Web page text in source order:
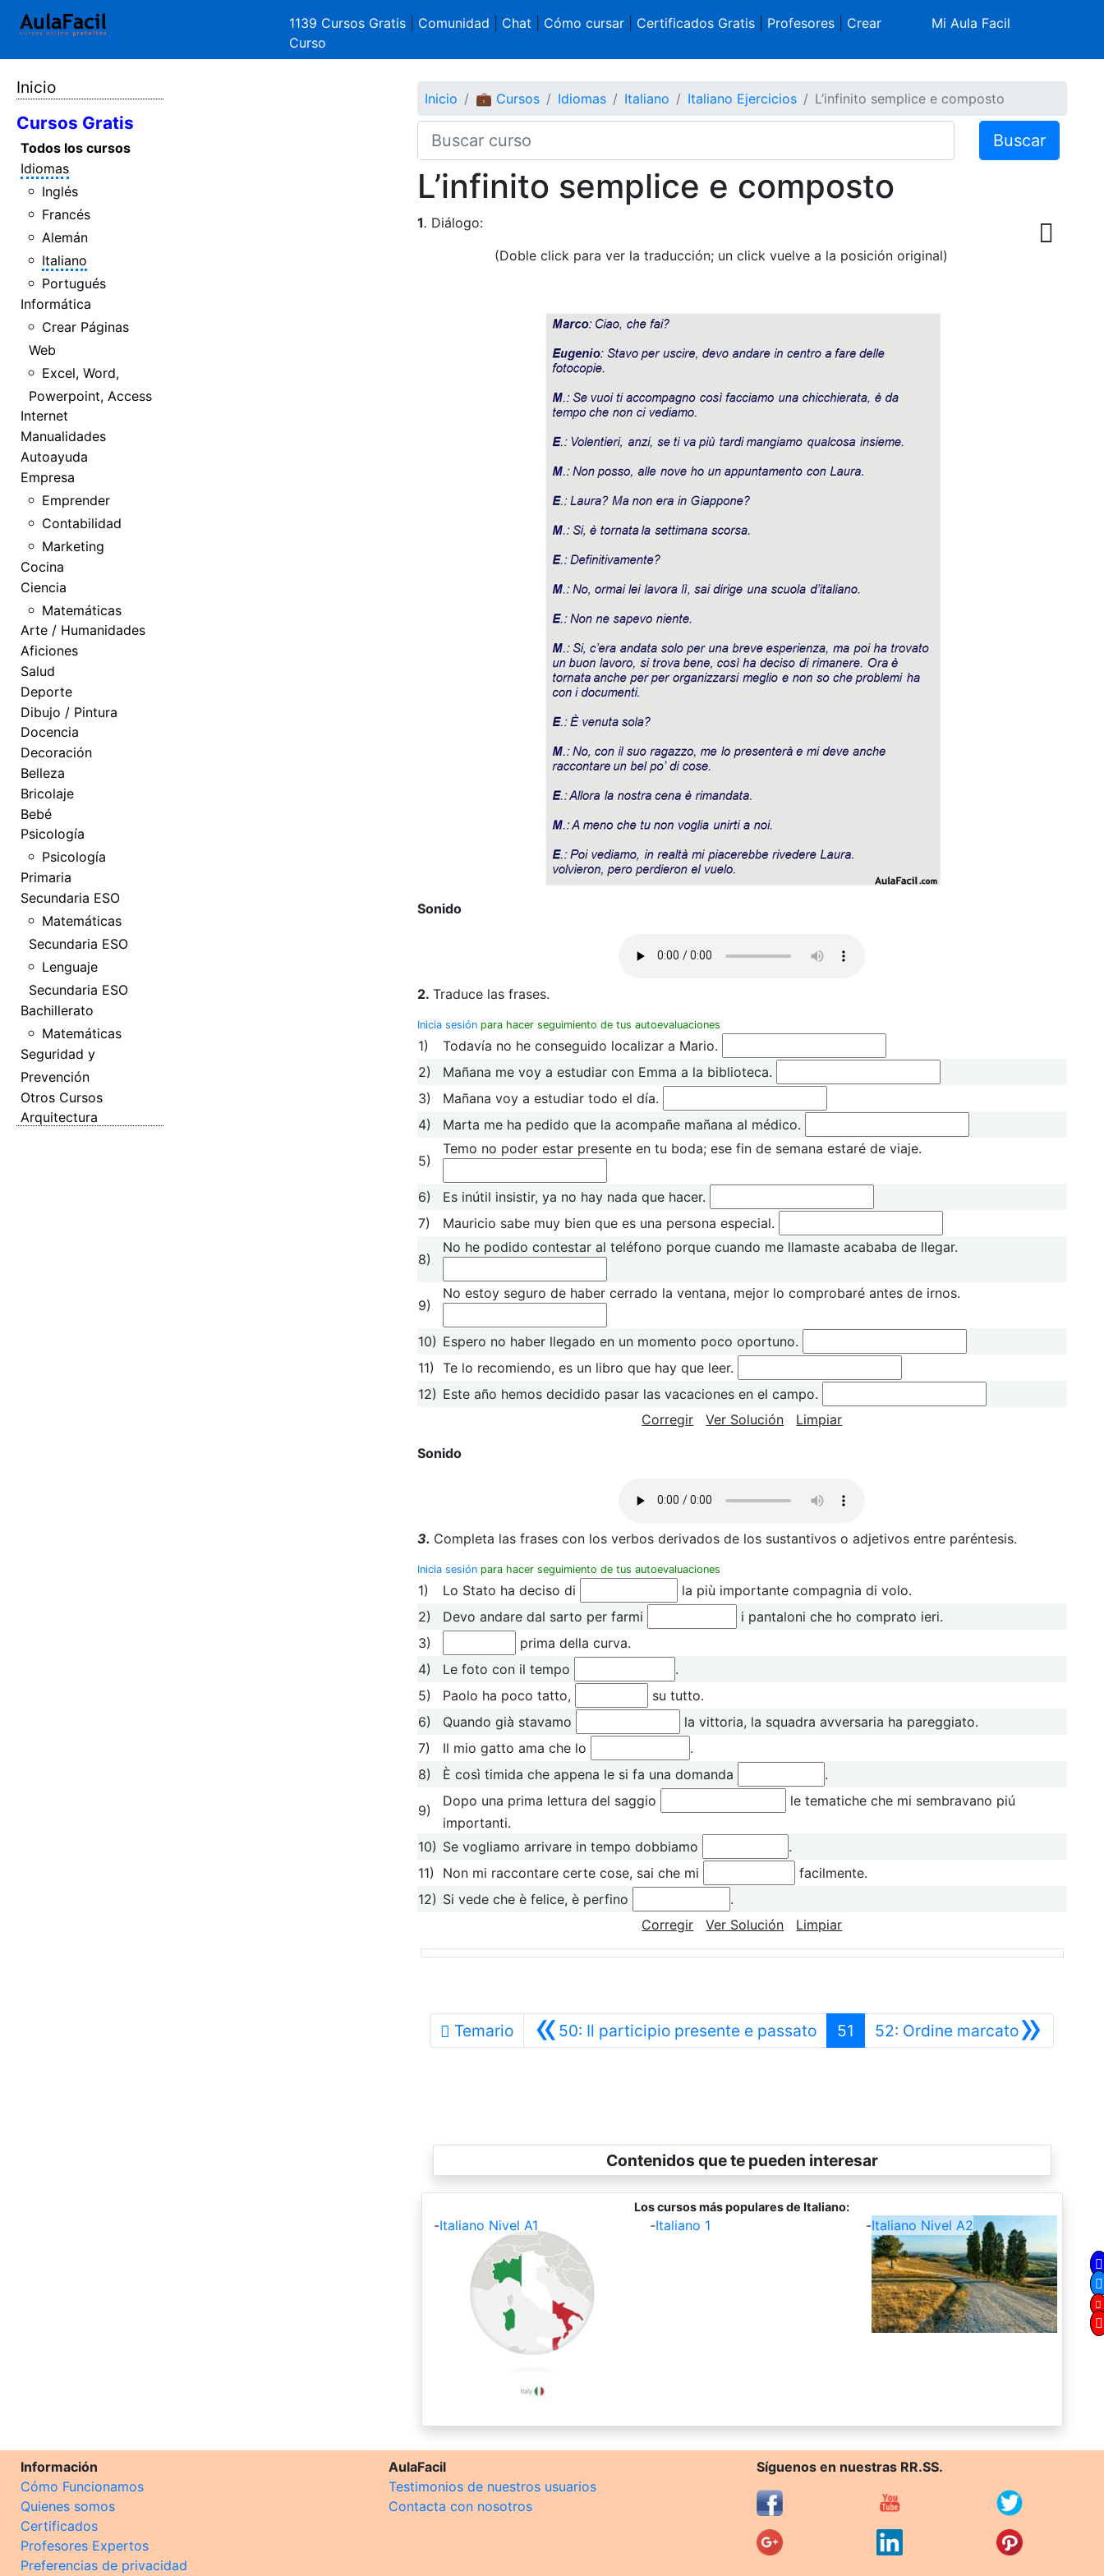
1139 Cursos Gratis Comunidad Chat Cómo cursar| Certificados Gratis| Profesores| Crear
Curso
Mi Aula Facil
Inicio
Cursos Gratis
Todos los cursos
Idiomas
Inglés
Francés
Alemán
Italiano
Portugués
Informática
Crear Páginas
Web
Excel, Word,
Powerpoint, Access
Internet
Manualidades
Autoayuda
Empresa
Emprender
Contabilidad
Marketing
Cocina
Ciencia
Matemáticas
Arte / Humanidades
Aficiones
Salud
Deporte
Dibujo / Pintura
Docencia
Decoración
Belleza
Bricolaje
Bebé
Psicología
Psicología
Primaria
Secundaria ESO
Matemáticas
Secundaria ESO
Lenguaje
Secundaria ESO
Bachillerato
Matemáticas
Seguridad y
Prevención
Otros Cursos
Arquitectura
Inicio 💼 Cursos Idiomas Italiano Italiano Ejercicios L’infinito semplice e composto
Buscar
L’infinito semplice e composto
1. Diálogo:
(Doble click para ver la traducción; un click vuelve a la posición original)
Sonido
2. Traduce las frases.
Inicia sesiónpara hacer seguimiento de tus autoevaluaciones
1)
Todavía no he conseguido localizar a Mario.
2)
Mañana me voy a estudiar con Emma a la biblioteca.
3)
Mañana voy a estudiar todo el día.
4)
Marta me ha pedido que la acompañe mañana al médico.
5)
Temo no poder estar presente en tu boda; ese fin de semana estaré de viaje.
6)
Es inútil insistir, ya no hay nada que hacer.
7)
Mauricio sabe muy bien que es una persona especial.
8)
No he podido contestar al teléfono porque cuando me llamaste acababa de llegar.
9)
No estoy seguro de haber cerrado la ventana, mejor lo comprobaré antes de irnos.
10) Espero no haber llegado en un momento poco oportuno.
11) Te lo recomiendo, es un libro que hay que leer.
12) Este año hemos decidido pasar las vacaciones en el campo.
Corregir
Ver Solución Limpiar
Sonido
3. Completa las frases con los verbos derivados de los sustantivos o adjetivos entre paréntesis.
Inicia sesiónpara hacer seguimiento de tus autoevaluaciones
1) Lo Stato ha deciso di
la più importante compagnia di volo.
2)
Devo andare dal sarto per farmi
i pantaloni che ho comprato ieri.
3)
prima della curva.
4)
Le foto con il tempo
.
5)
Paolo ha poco tatto,
su tutto.
6)
Quando già stavamo
la vittoria, la squadra avversaria ha pareggiato.
7)
Il mio gatto ama che lo
.
8)
È così timida che appena le si fa una domanda .
9)
Dopo una prima lettura del saggio
le tematiche che mi sembravano piú
importanti.
10) Se vogliamo arrivare in tempo dobbiamo
.
11)
Non mi raccontare certe cose, sai che mi
facilmente.
12) Si vede che è felice, è perfino
.
Corregir
Ver Solución Limpiar
Temario «50: Il participio presente e passatoAnterior
51 »
52: Ordine marcatoSiguiente
Contenidos que te pueden interesar
Los cursos más populares de Italiano:
-Italiano Nivel A1 -Italiano 1 -Italiano Nivel A2
Información
Cómo Funcionamos
Quienes somos
Certificados
Profesores Expertos
Preferencias de privacidad
AulaFacil
Testimonios de nuestros usuarios
Contacta con nosotros
Síguenos en nuestras RR.SS.